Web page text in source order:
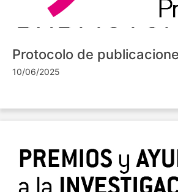
Protocolo de
10/06/2025